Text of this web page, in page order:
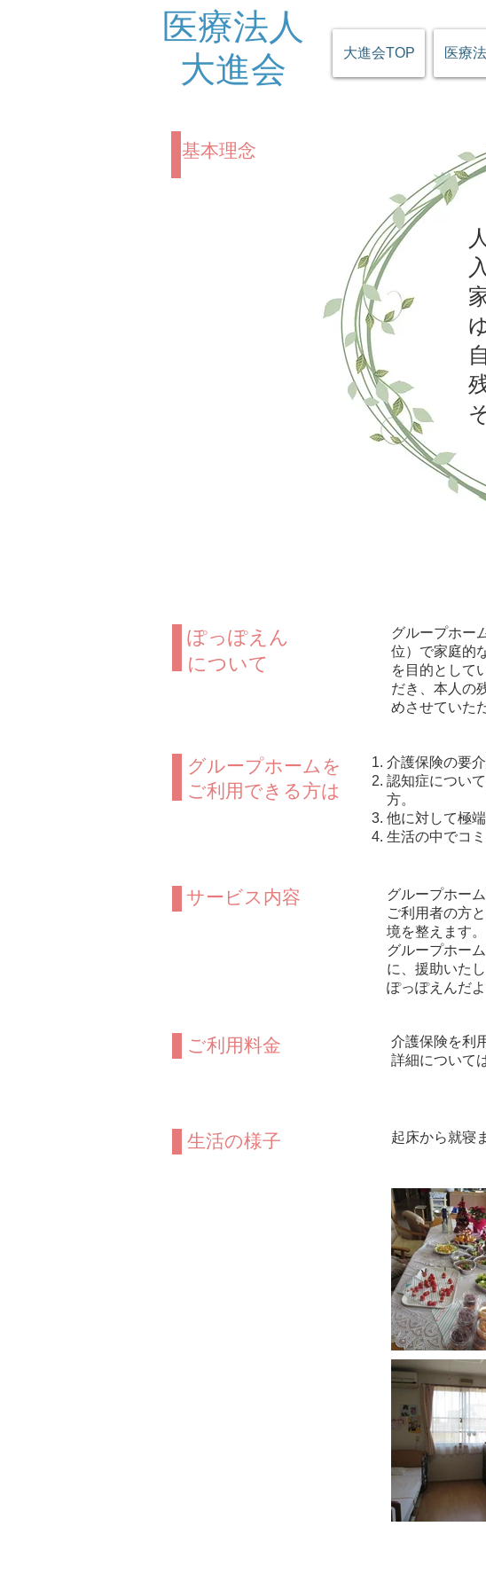
医療法人
​大進会
大進会TOP 医療
基本理念
ぽっぽえん
​について
グループホー
位）で家庭的
を目的として
だき、本人の
めさせていた
グループホームを
ご利用できる方は
介護保険の要
認知症につい
方。
他に対して極
生活の中でコ
サービス内容
グループホー
ご利用者の方
境を整えます。
グループホー
に、援助いたし
ぽっぽえんだ
ご利用料金
介護保険を利
詳細について
​生活の様子 起床から就寝